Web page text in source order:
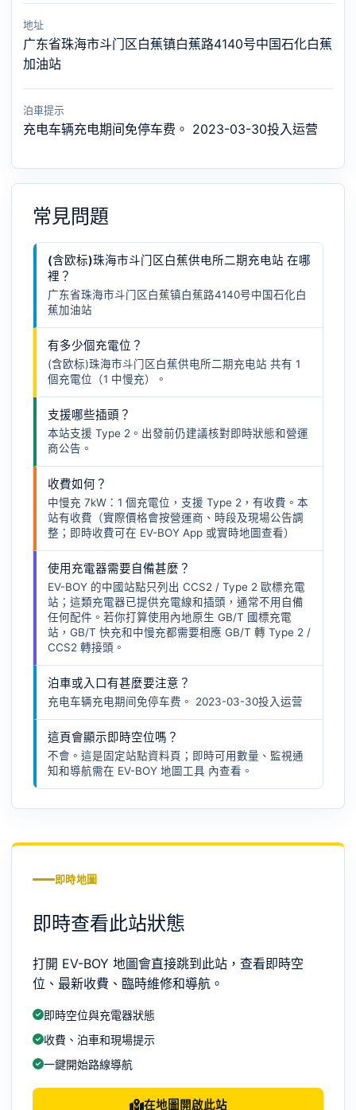
地址
广东省珠海市斗门区白蕉镇白蕉路4140号中国石化白蕉
加油站
泊車提示
充电车辆充电期间免停车费。 2023-03-30投入运营
常見問題
(含欧标)珠海市斗门区白蕉供电所二期充电站 在哪
裡？
广东省珠海市斗门区白蕉镇白蕉路4140号中国石化白
蕉加油站
有多少個充電位？
(含欧标)珠海市斗门区白蕉供电所二期充电站 共有 1
個充電位（1 中慢充）。
支援哪些插頭？
本站支援 Type 2。出發前仍建議核對即時狀態和營運
商公告。
收費如何？
中慢充 7kW：1 個充電位，支援 Type 2，有收費。本
站有收費（實際價格會按營運商、時段及現場公告調
整；即時收費可在 EV-BOY App 或實時地圖查看）
使用充電器需要自備甚麼？
EV-BOY 的中國站點只列出 CCS2 / Type 2 歐標充電
站；這類充電器已提供充電線和插頭，通常不用自備
任何配件。若你打算使用內地原生 GB/T 國標充電
站，GB/T 快充和中慢充都需要相應 GB/T 轉 Type 2 /
CCS2 轉接頭 。
泊車或入口有甚麼要注意？
充电车辆充电期间免停车费。 2023-03-30投入运营
這頁會顯示即時空位嗎？
不會。這是固定站點資料頁；即時可用數量、監視通
知和導航需在 EV-BOY 地圖工具 內查看。
即時地圖
即時查看此站狀態
打開 EV-BOY 地圖會直接跳到此站，查看即時空
位、最新收費、臨時維修和導航。
即時空位與充電器狀態
收費、泊車和現場提示
一鍵開始路線導航
在地圖開啟此站